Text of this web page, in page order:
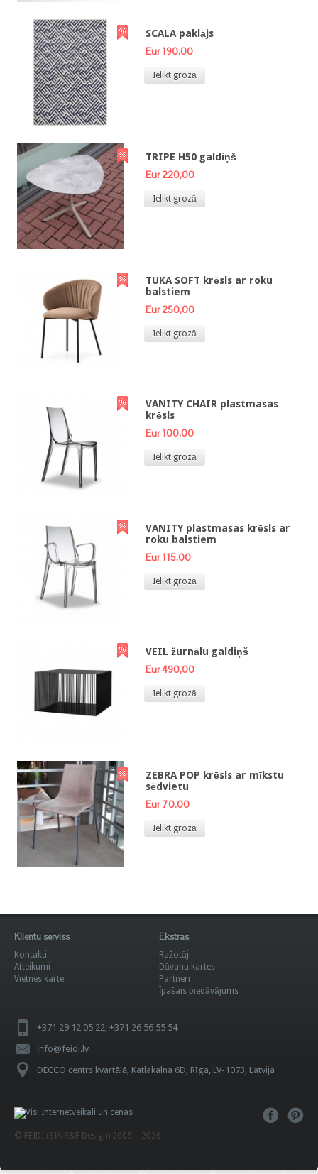
SCALA paklājs
Eur 190,00
Ielikt grozā
TRIPE H50 galdiņš
Eur 220,00
Ielikt grozā
TUKA SOFT krēsls ar roku
balstiem
Eur 250,00
Ielikt grozā
VANITY CHAIR plastmasas
krēsls
Eur 100,00
Ielikt grozā
VANITY plastmasas krēsls ar
roku balstiem
Eur 115,00
Ielikt grozā
VEIL žurnālu galdiņš
Eur 490,00
Ielikt grozā
ZEBRA POP krēsls ar mīkstu
sēdvietu
Eur 70,00
Ielikt grozā
Klientu serviss
Kontakti
Atteikumi
Vietnes karte
Ekstras
Ražotāji
Dāvanu kartes
Partneri
Īpašais piedāvājums
+371 29 12 05 22; +371 26 56 55 54
info@feidi.lv
DECCO centrs kvartālā, Katlakalna 6D, Rīga, LV-1073, Latvija
© FEIDI (SIA R&F Design) 2005 – 2026